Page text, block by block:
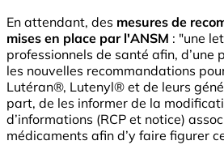
En attendant, des mesures de
mises en place par l'ANSM : "une
professionnels de santé afin, d’une
les nouvelles recommandations
Lutéran®, Lutenyl® et de leurs
part, de les informer de la
d’informations (RCP et notice)
médicaments afin d’y faire figurer